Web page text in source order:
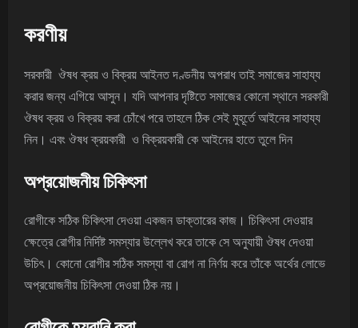
করণীয়
সরকারী ঔষধ ক্রয় ও বিক্রয় আইনত দণ্ডনীয় অপরাধ তাই সমাজের সাহায্য
করার জন্য এগিয়ে আসুন। যদি আপনার দৃষ্টিতে সমাজের কোনো স্থানে সরকারী
ঔষধ ক্রয় ও বিক্রয় করা চোঁখে পরে তাহলে ঠিক সেই মুহূর্তে আইনের সাহায্য
নিন। এবং ঔষধ ক্রয়কারী ও বিক্রয়কারী কে আইনের হাতে তুলে দিন
অপ্রয়োজনীয় চিকিৎসা
রোগীকে সঠিক চিকিৎসা দেওয়া একজন ডাক্তারের কাজ। চিকিৎসা দেওয়ার
ক্ষেত্রে রোগীর নির্দিষ্ট সমস্যার উল্লেখ করে তাকে সে অনুযায়ী ঔষধ দেওয়া
উচিৎ। কোনো রোগীর সঠিক সমস্যা বা রোগ না নির্ণয় করে তাঁকে অর্থের লোভে
অপ্রয়োজনীয় চিকিৎসা দেওয়া ঠিক নয়।